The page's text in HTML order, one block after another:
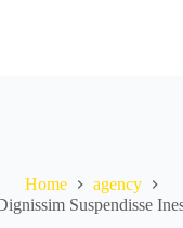
Home
agency
Suspendisse